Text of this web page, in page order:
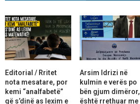
Editorial / Rritet
nota mesatare, por
kemi “analfabetë”
që s’dinë as lexim e
Arsim Idrizi në
kulmin e verës po
bën gjum dimëror,
është rrethuar me